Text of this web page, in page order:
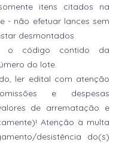
itens citados na
- não efetuar lances sem
desmontados.
o código contido da
do lote.
ler edital com atenção
e despesas
de arrematação e
Atenção à multa
desistência do(s)